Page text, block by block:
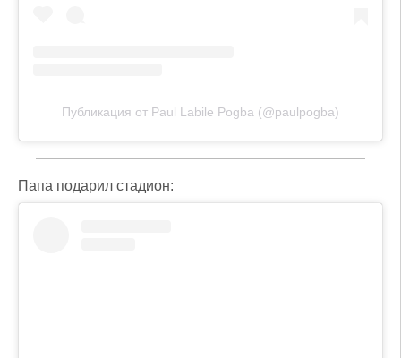
Публикация от Paul Labile Pogba (@paulpogba)
Папа подарил стадион: